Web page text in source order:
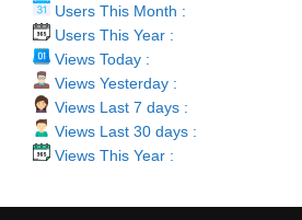
Users This Month :
Users This Year :
Views Today :
Views Yesterday :
Views Last 7 days :
Views Last 30 days :
Views This Year :